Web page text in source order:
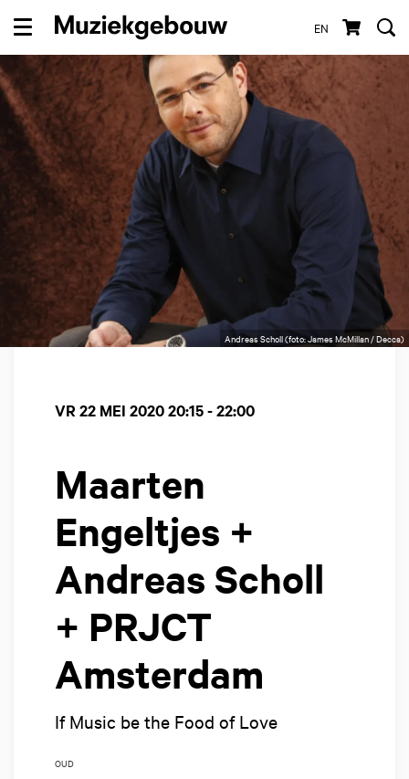
EN
Menu
Andreas Scholl (foto: James McMillan / Decca)
Maarten
Engeltjes +
Andreas Scholl
+ PRJCT
Amsterdam
If Music be the Food of Love
VR 22 MEI 202020:15 - 22:00
OUD